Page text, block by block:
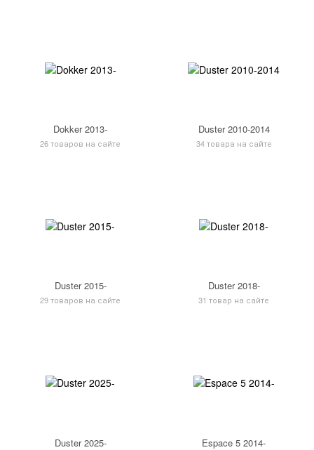
Dokker 2013-
26 товаров на сайте
Duster 2010-2014
34 товара на сайте
Duster 2015-
29 товаров на сайте
Duster 2018-
31 товар на сайте
Duster 2025- Espace 5 2014-